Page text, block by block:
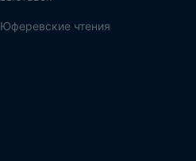
Юферевские чтения